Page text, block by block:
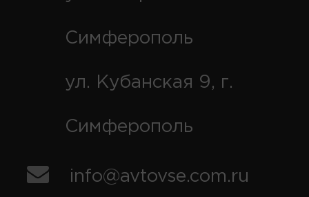
Симферополь
ул. Кубанская 9, г.
Симферополь
info@avtovse.com.ru